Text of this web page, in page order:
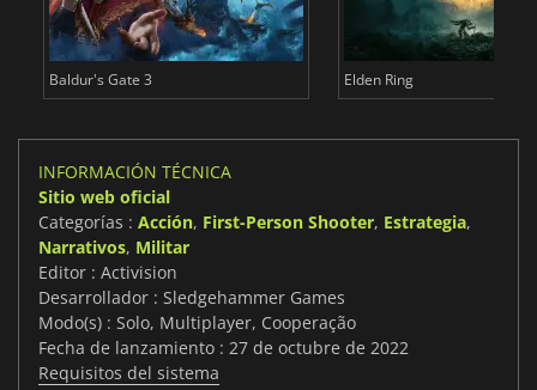
Baldur's Gate 3 Elden Ring
INFORMACIÓN TÉCNICA
Sitio web oficial
Categorías : Acción, First-Person Shooter, Estrategia,
Narrativos, Militar
Editor : Activision
Desarrollador : Sledgehammer Games
Modo(s) : Solo, Multiplayer, Cooperação
Fecha de lanzamiento : 27 de octubre de 2022
Requisitos del sistema